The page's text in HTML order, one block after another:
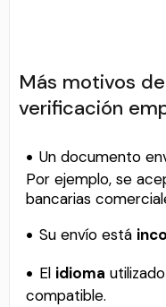
Más motivos
verificación
Un documento
Por ejemplo, se
bancarias
Su envío está
El idioma
compatible.